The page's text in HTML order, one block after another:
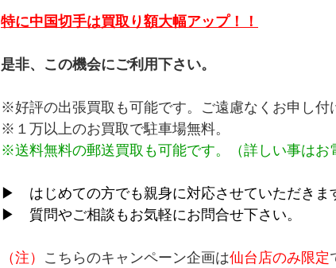
特に中国切手は買取り額大幅アップ！！
是非、この機会にご利用下さい。
※好評の出張買取も可能です。ご遠慮なくお申し付
※１万以上のお買取で駐車場無料。
※送料無料の郵送買取も可能です。（詳しい事はお
▶　はじめての方でも親身に対応させていただきま
▶　質問やご相談もお気軽にお問合せ下さい。
（注） こちらのキャンペーン企画は仙台店のみ限定